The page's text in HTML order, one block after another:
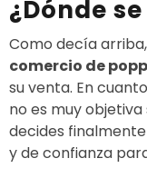
¿Dónde
Como decía arriba,
comercio de
su venta. En
no es muy objetiva
decides
y de confianza